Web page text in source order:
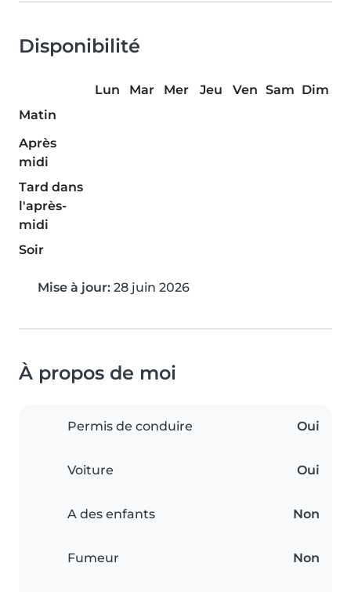
Disponibilité
Lun Mar Mer Jeu Ven Sam Dim
Matin
Après
midi
Tard dans
l'après-
midi
Soir
Mise à jour: 28 juin 2026
À propos de moi
Permis de conduire Oui
Voiture Oui
A des enfants Non
Fumeur Non